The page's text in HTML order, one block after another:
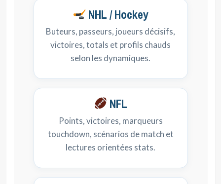
NHL / Hockey
Buteurs, passeurs, joueurs décisifs,
victoires, totals et profils chauds
selon les dynamiques.
NFL
Points, victoires, marqueurs
touchdown, scénarios de match et
lectures orientées stats.